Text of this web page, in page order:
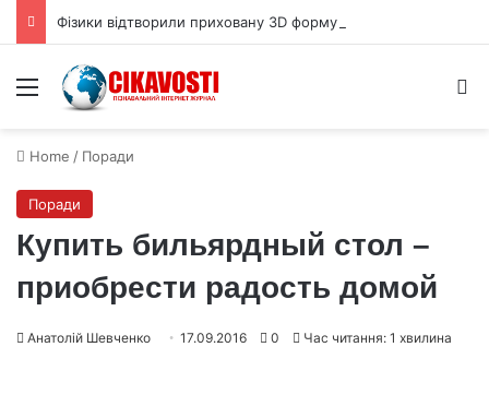
Menu
Home / Поради
Поради
Купить бильярдный стол –
приобрести радость домой
Анатолій Шевченко 17.09.2016 0 Час читання: 1 хвилина